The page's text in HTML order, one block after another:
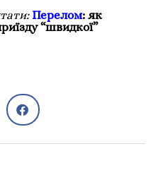
Перелом: як
“швидкої”